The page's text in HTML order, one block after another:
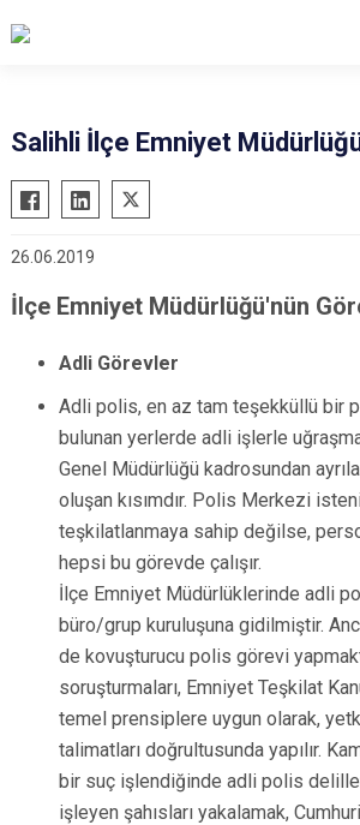
Ahmetli
Akhisar
Alaşehir
Demirci
Gördes
Kırkağaç
Köprübaşı
Selendi
Salihli İlçe Emniyet
26.06.2019
İlçe Emniyet Müdürlüğü'nün
Adli Görevler
Adli polis, en az tam teşekküllü bir
bulunan yerlerde adli işlerle
Genel Müdürlüğü kadrosundan
oluşan kısımdır. Polis Merkezi
teşkilatlanmaya sahip değilse,
hepsi bu görevde çalışır.
İlçe Emniyet Müdürlüklerinde adli
büro/grup kuruluşuna gidilmiştir.
de kovuşturucu polis görevi
soruşturmaları, Emniyet Teşkilat
temel prensiplere uygun olarak,
talimatları doğrultusunda yapılır.
bir suç işlendiğinde adli polis
işleyen şahısları yakalamak,